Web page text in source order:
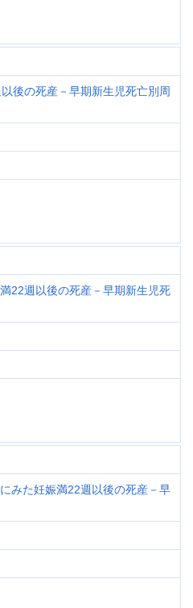
後の死産－早期新生児死亡別周
22週以後の死産－早期新生児死
みた妊娠満22週以後の死産－早